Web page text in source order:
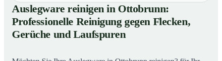
01 Auslegware reinigen in Ottobrunn: Professionelle
Reinigung gegen Flecken, Gerüche und Laufspuren
02
So wird Auslegware in Ottobrunn professionell
gereinigt
Auslegware reinigen in Ottobrunn:
Professionelle Reinigung gegen Flecken,
Gerüche und Laufspuren